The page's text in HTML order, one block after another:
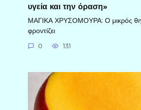
υγεία και την όραση»
ΜΑΓΙΚΑ ΧΡΥΣΟΜΟΥΡΑ: Ο μικρός
φροντίζει
0 131